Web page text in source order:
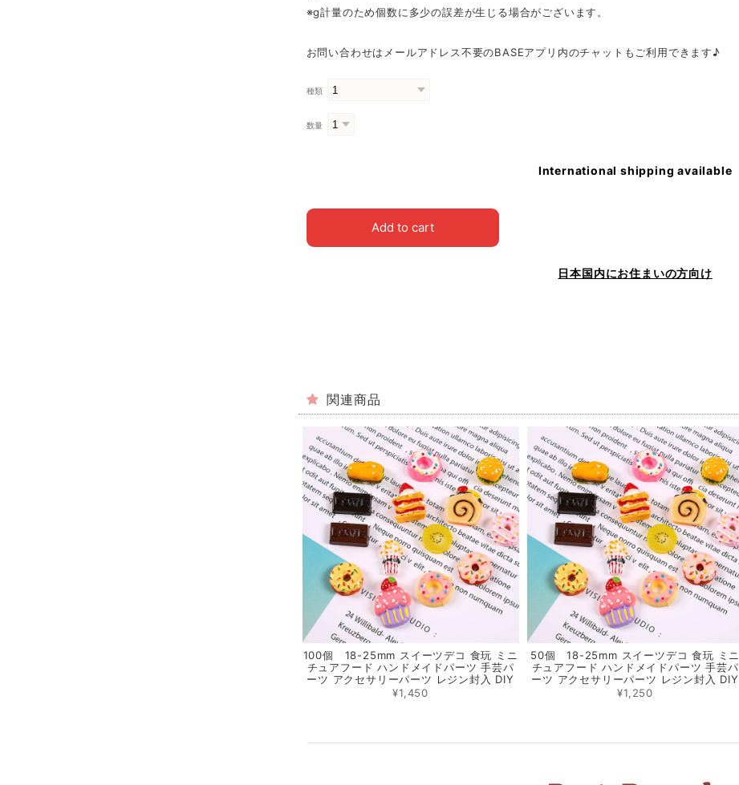
※g計量のため個数に多少の誤差が生じる場合がございます。
お問い合わせはメールアドレス不要のBASEアプリ内のチャットもご利用できます♪
種類
数量
International shipping available
Add to cart
日本国内にお住まいの方向け
関連商品
100個 18-25mm スイーツデコ 食玩 ミニ
チュアフード ハンドメイドパーツ 手芸パ
ーツ アクセサリーパーツ レジン封入 DIY
¥1,450
50個 18-25mm スイーツデコ 食玩 ミニ
チュアフード ハンドメイドパーツ 手芸パ
ーツ アクセサリーパーツ レジン封入 DIY
¥1,250